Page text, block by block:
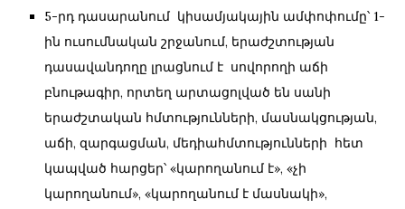
5-րդ դասարանում կիսամյակային ամփոփումը՝ 1-
ին ուսումնական շրջանում, երաժշտության
դասավանդողը լրացնում է սովորողի աճի
բնութագիր, որտեղ արտացոլված են սանի
երաժշտական հմտությունների, մասնակցության,
աճի, զարգացման, մեդիահմտությունների հետ
կապված հարցեր՝ «կարողանում է», «չի
կարողանում», «կարողանում է մասնակի»,